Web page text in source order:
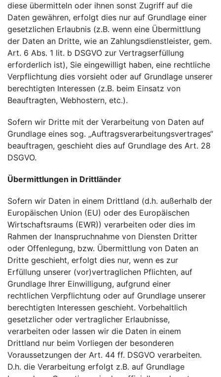
diese übermitteln oder ihnen sonst Zugriff auf die
Daten gewähren, erfolgt dies nur auf Grundlage einer
gesetzlichen Erlaubnis (z.B. wenn eine Übermittlung
der Daten an Dritte, wie an Zahlungsdienstleister, gem.
Art. 6 Abs. 1 lit. b DSGVO zur Vertragserfüllung
erforderlich ist), Sie eingewilligt haben, eine rechtliche
Verpflichtung dies vorsieht oder auf Grundlage unserer
berechtigten Interessen (z.B. beim Einsatz von
Beauftragten, Webhostern, etc.).
Sofern wir Dritte mit der Verarbeitung von Daten auf
Grundlage eines sog. „Auftragsverarbeitungsvertrages“
beauftragen, geschieht dies auf Grundlage des Art. 28
DSGVO.
Übermittlungen in Drittländer
Sofern wir Daten in einem Drittland (d.h. außerhalb der
Europäischen Union (EU) oder des Europäischen
Wirtschaftsraums (EWR)) verarbeiten oder dies im
Rahmen der Inanspruchnahme von Diensten Dritter
oder Offenlegung, bzw. Übermittlung von Daten an
Dritte geschieht, erfolgt dies nur, wenn es zur
Erfüllung unserer (vor)vertraglichen Pflichten, auf
Grundlage Ihrer Einwilligung, aufgrund einer
rechtlichen Verpflichtung oder auf Grundlage unserer
berechtigten Interessen geschieht. Vorbehaltlich
gesetzlicher oder vertraglicher Erlaubnisse,
verarbeiten oder lassen wir die Daten in einem
Drittland nur beim Vorliegen der besonderen
Voraussetzungen der Art. 44 ff. DSGVO verarbeiten.
D.h. die Verarbeitung erfolgt z.B. auf Grundlage